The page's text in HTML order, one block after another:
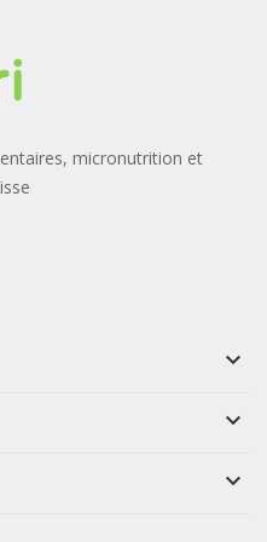
micronutrition et
keyboard_arrow_down
keyboard_arrow_down
keyboard_arrow_down